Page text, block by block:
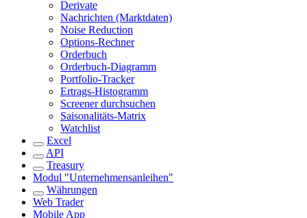
Derivate
Nachrichten (Marktdaten)
Noise Reduction
Options-Rechner
Orderbuch
Orderbuch-Diagramm
Portfolio-Tracker
Ertrags-Histogramm
Screener durchsuchen
Saisonalitäts-Matrix
Watchlist
Excel
API
Treasury
Modul "Unternehmensanleihen"
Währungen
Web Trader
Mobile App